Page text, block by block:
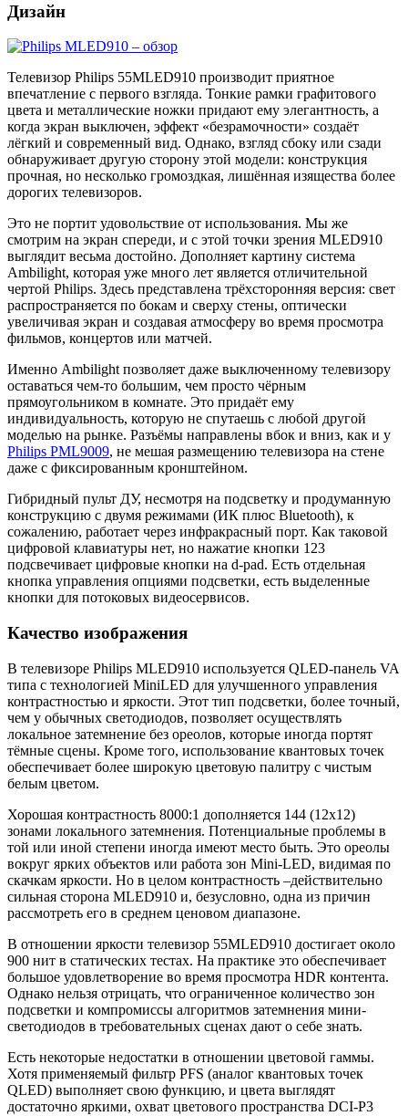
Дизайн
Телевизор Philips 55MLED910 производит приятное
впечатление с первого взгляда. Тонкие рамки графитового
цвета и металлические ножки придают ему элегантность, а
когда экран выключен, эффект «безрамочности» создаёт
лёгкий и современный вид. Однако, взгляд сбоку или сзади
обнаруживает другую сторону этой модели: конструкция
прочная, но несколько громоздкая, лишённая изящества более
дорогих телевизоров.
Это не портит удовольствие от использования. Мы же
смотрим на экран спереди, и с этой точки зрения MLED910
выглядит весьма достойно. Дополняет картину система
Ambilight, которая уже много лет является отличительной
чертой Philips. Здесь представлена трёхсторонняя версия: свет
распространяется по бокам и сверху стены, оптически
увеличивая экран и создавая атмосферу во время просмотра
фильмов, концертов или матчей.
Именно Ambilight позволяет даже выключенному телевизору
оставаться чем-то большим, чем просто чёрным
прямоугольником в комнате. Это придаёт ему
индивидуальность, которую не спутаешь с любой другой
моделью на рынке. Разъёмы направлены вбок и вниз, как и у
Philips PML9009, не мешая размещению телевизора на стене
даже с фиксированным кронштейном.
Гибридный пульт ДУ, несмотря на подсветку и продуманную
конструкцию с двумя режимами (ИК плюс Bluetooth), к
сожалению, работает через инфракрасный порт. Как таковой
цифровой клавиатуры нет, но нажатие кнопки 123
подсвечивает цифровые кнопки на d-pad. Есть отдельная
кнопка управления опциями подсветки, есть выделенные
кнопки для потоковых видеосервисов.
Качество изображения
В телевизоре Philips MLED910 используется QLED-панель VA
типа с технологией MiniLED для улучшенного управления
контрастностью и яркости. Этот тип подсветки, более точный,
чем у обычных светодиодов, позволяет осуществлять
локальное затемнение без ореолов, которые иногда портят
тёмные сцены. Кроме того, использование квантовых точек
обеспечивает более широкую цветовую палитру с чистым
белым цветом.
Хорошая контрастность 8000:1 дополняется 144 (12х12)
зонами локального затемнения. Потенциальные проблемы в
той или иной степени иногда имеют место быть. Это ореолы
вокруг ярких объектов или работа зон Mini-LED, видимая по
скачкам яркости. Но в целом контрастность –действительно
сильная сторона MLED910 и, безусловно, одна из причин
рассмотреть его в среднем ценовом диапазоне.
В отношении яркости телевизор 55MLED910 достигает около
900 нит в статических тестах. На практике это обеспечивает
большое удовлетворение во время просмотра HDR контента.
Однако нельзя отрицать, что ограниченное количество зон
подсветки и компромиссы алгоритмов затемнения мини-
светодиодов в требовательных сценах дают о себе знать.
Есть некоторые недостатки в отношении цветовой гаммы.
Хотя применяемый фильтр PFS (аналог квантовых точек
QLED) выполняет свою функцию, и цвета выглядят
достаточно яркими, охват цветового пространства DCI-P3